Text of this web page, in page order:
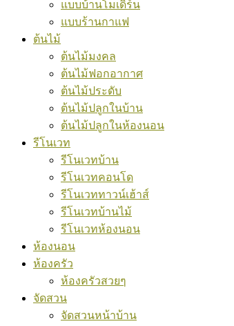
แบบบ้านโมเดิร์น
แบบร้านกาแฟ
ต้นไม้
ต้นไม้มงคล
ต้นไม้ฟอกอากาศ
ต้นไม้ประดับ
ต้นไม้ปลูกในบ้าน
ต้นไม้ปลูกในห้องนอน
รีโนเวท
รีโนเวทบ้าน
รีโนเวทคอนโด
รีโนเวททาวน์เฮ้าส์
รีโนเวทบ้านไม้
รีโนเวทห้องนอน
ห้องนอน
ห้องครัว
ห้องครัวสวยๆ
จัดสวน
จัดสวนหน้าบ้าน